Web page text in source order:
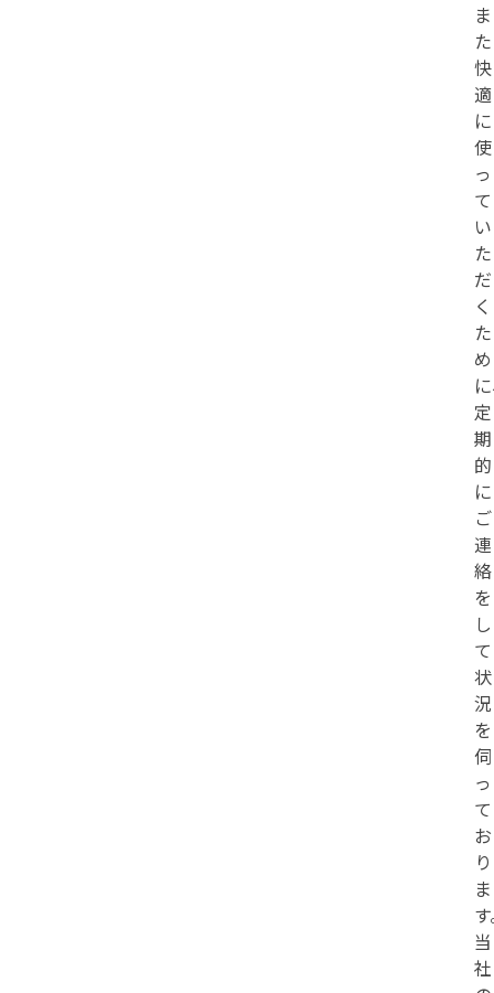
ま
た
快
適
に
使
っ
て
い
た
だ
く
た
め
定
期
的
に
ご
連
絡
を
し
て
状
況
を
伺
っ
て
お
り
ま
当
社